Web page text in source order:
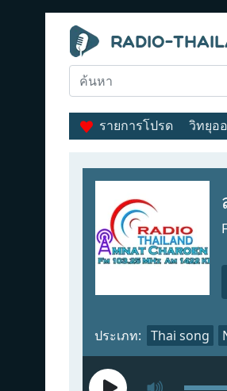
รายการโปรด วิทยุอ
ประเภท: Thai song